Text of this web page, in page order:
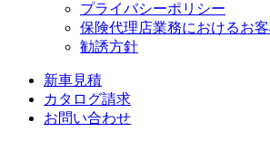
プライバシーポリシー
保険代理店業務におけるお
勧誘方針
新車見積
カタログ請求
お問い合わせ